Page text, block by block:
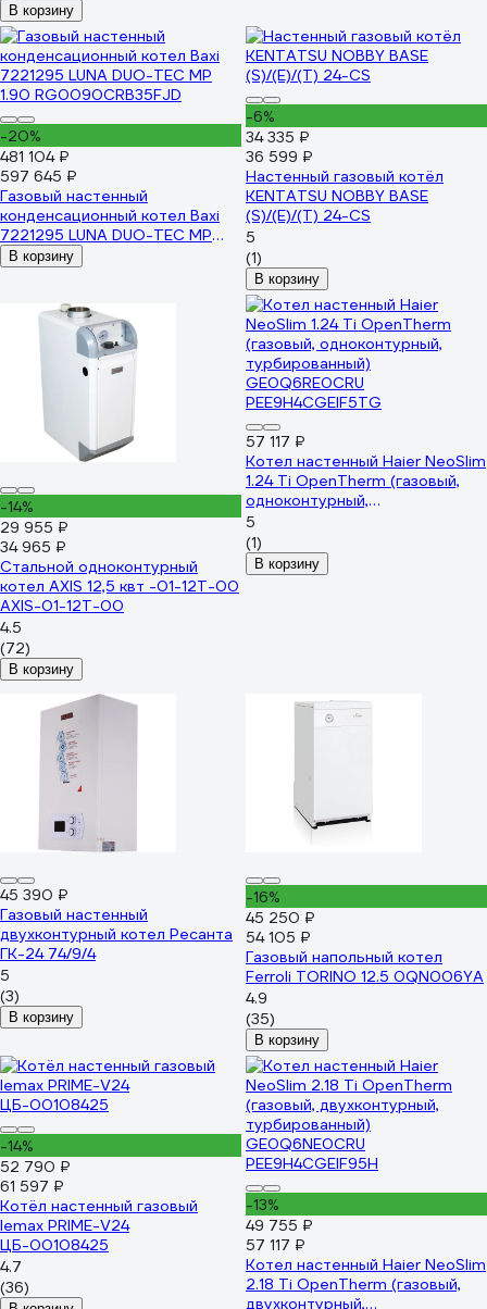
В корзину
-20%
481 104 ₽
597 645 ₽
Газовый настенный
конденсационный котел Baxi
7221295 LUNA DUO-TEC MP
1.90 RG0090CRB35FJD
В корзину
-6%
34 335 ₽
36 599 ₽
Настенный газовый котёл
KENTATSU NOBBY BASE
(S)/(E)/(T) 24-CS
5
(1)
В корзину
-14%
29 955 ₽
34 965 ₽
Стальной одноконтурный
котел AXIS 12,5 квт -01-12T-00
AXIS-01-12T-00
4.5
(72)
В корзину
57 117 ₽
Котел настенный Haier NeoSlim
1.24 Ti OpenTherm (газовый,
одноконтурный,
турбированный)
GE0Q6RE0CRU
PEE9H4CGEIF5TG
5
(1)
В корзину
45 390 ₽
Газовый настенный
двухконтурный котел Ресанта
ГК-24 74/9/4
5
(3)
В корзину
-16%
45 250 ₽
54 105 ₽
Газовый напольный котел
Ferroli TORINO 12.5 0QN006YA
4.9
(35)
В корзину
-14%
52 790 ₽
61 597 ₽
Котёл настенный газовый
lemax PRIME-V24
ЦБ-00108425
4.7
(36)
-13%
49 755 ₽
57 117 ₽
Котел настенный Haier NeoSlim
2.18 Ti OpenTherm (газовый,
двухконтурный,